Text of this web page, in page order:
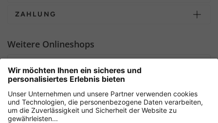
ZAHLUNG
Weitere Onlineshops
Sicher einkaufen mit